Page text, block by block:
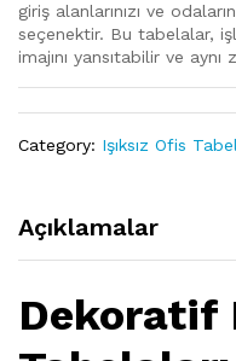
giriş alanlarınızı ve
seçenektir. Bu tabelalar,
imajını yansıtabilir ve
Category: Işıksız Ofis
Açıklamalar
Dekoratif